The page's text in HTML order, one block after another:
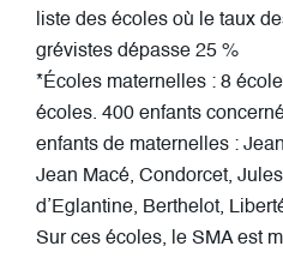
liste des écoles où le taux
grévistes dépasse 25 %
*Écoles maternelles : 8
écoles. 400 enfants
enfants de maternelles :
Jean Macé, Condorcet,
d’Eglantine, Berthelot,
Sur ces écoles, le SMA est